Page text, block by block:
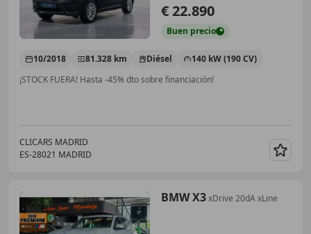
€ 22.890
Buen precio
10/2018 81.328 km Diésel
140 kW (190 CV)
¡STOCK FUERA! Hasta -45% dto sobre financiación!
CLICARS MADRID
ES-28021 MADRID
BMW X3xDrive 20dA xLine